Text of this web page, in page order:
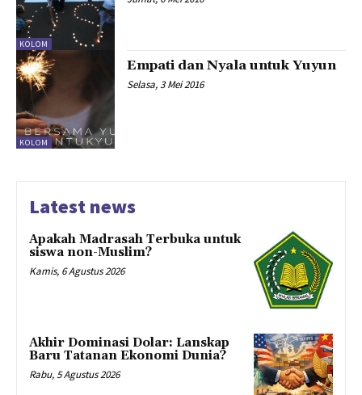
KOLOM
KOLOM
Empati dan Nyala untuk Yuyun
Selasa, 3 Mei 2016
Latest news
Apakah Madrasah Terbuka untuk
siswa non-Muslim?
Kamis, 6 Agustus 2026
Akhir Dominasi Dolar: Lanskap
Baru Tatanan Ekonomi Dunia?
Rabu, 5 Agustus 2026